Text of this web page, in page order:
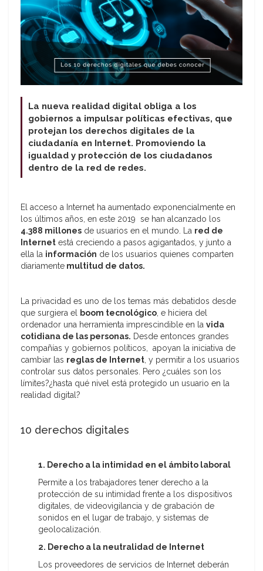
La nueva realidad digital obliga a los
gobiernos a impulsar políticas efectivas, que
protejan los derechos digitales de la
ciudadanía en Internet. Promoviendo la
igualdad y protección de los ciudadanos
dentro de la red de redes.
El acceso a Internet ha aumentado exponencialmente en
los últimos años, en este 2019 se han alcanzado los
4.388 millones de usuarios en el mundo. La red de
Internet está creciendo a pasos agigantados, y junto a
ella la información de los usuarios quienes comparten
diariamente multitud de datos.
La privacidad es uno de los temas más debatidos desde
que surgiera el boom tecnológico, e hiciera del
ordenador una herramienta imprescindible en la vida
cotidiana de las personas. Desde entonces grandes
compañías y gobiernos políticos, apoyan la iniciativa de
cambiar las reglas de Internet, y permitir a los usuarios
controlar sus datos personales. Pero ¿cuáles son los
límites?¿hasta qué nivel está protegido un usuario en la
realidad digital?
10 derechos digitales
1. Derecho a la intimidad en el ámbito laboral
Permite a los trabajadores tener derecho a la
protección de su intimidad frente a los dispositivos
digitales, de videovigilancia y de grabación de
sonidos en el lugar de trabajo, y sistemas de
geolocalización.
2. Derecho a la neutralidad de Internet
Los proveedores de servicios de Internet deberán